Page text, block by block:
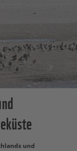
und